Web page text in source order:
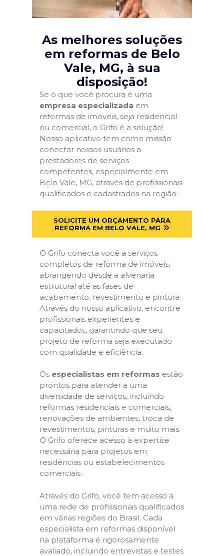
As melhores soluções
em reformas de Belo
Vale, MG, à sua
disposição!
Se o que você procura é uma
empresa especializada em
reformas de imóveis, seja residencial
ou comercial, o Grifo é a solução!
Nosso aplicativo tem como missão
conectar nossos usuários a
prestadores de serviços
competentes, especialmente em
Belo Vale, MG, através de profissionais
qualificados e cadastrados na região.
SOLICITE UM ORÇAMENTO PARA
REFORMA EM BELO VALE, MG
O Grifo conecta você a serviços
completos de reforma de imóveis,
abrangendo desde a alvenaria
estrutural até as fases de
acabamento, revestimento e pintura.
Através do nosso aplicativo, encontre
profissionais experientes e
capacitados, garantindo que seu
projeto de reforma seja executado
com qualidade e eficiência.
Os especialistas em reformas estão
prontos para atender a uma
diversidade de serviços, incluindo
reformas residenciais e comerciais,
renovações de ambientes, troca de
revestimentos, pinturas e muito mais.
O Grifo oferece acesso à expertise
necessária para projetos em
residências ou estabelecimentos
comerciais.
Através do Grifo, você tem acesso a
uma rede de profissionais qualificados
em várias regiões do Brasil. Cada
especialista em reformas disponível
na plataforma é rigorosamente
avaliado, incluindo entrevistas e testes